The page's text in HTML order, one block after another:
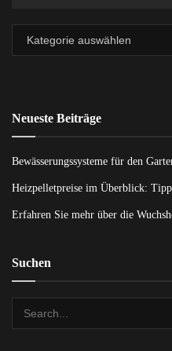
Neueste Beiträge
Bewässerungssysteme für den
Heizpelletpreise im Überblick:
Erfahren Sie mehr über die
Suchen